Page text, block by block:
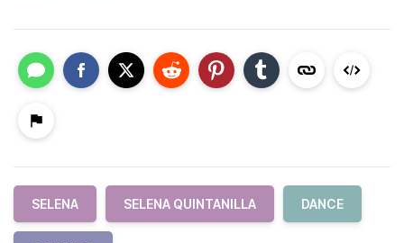
SELENA SELENA QUINTANILLA DANCE